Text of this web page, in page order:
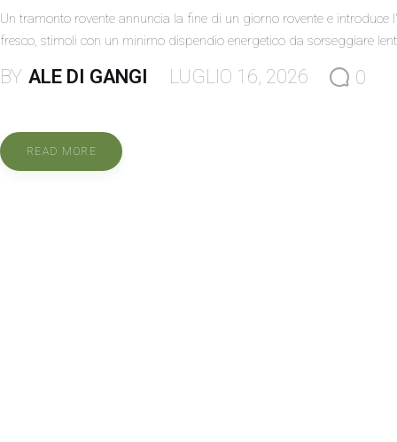
Un tramonto rovente annuncia la fine di un giorno rovente e introduce
fresco, stimoli con un minimo dispendio energetico da sorseggiare
BY ALE DI GANGI LUGLIO 16, 2026 0
READ MORE